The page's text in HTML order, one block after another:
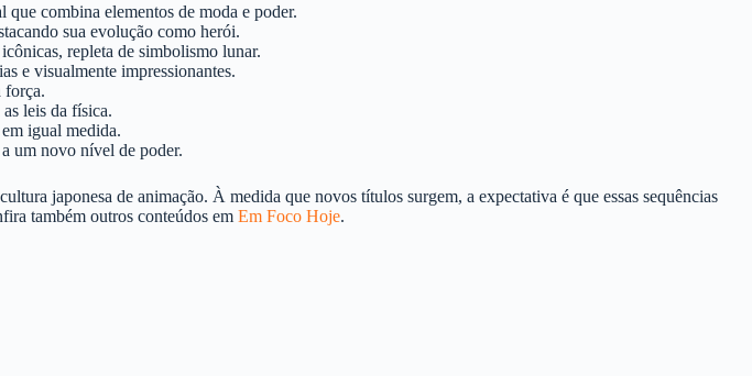
combina elementos de moda e poder.
sua evolução como herói.
repleta de simbolismo lunar.
e visualmente impressionantes.
força.
leis da física.
igual medida.
um novo nível de poder.
japonesa de animação. À medida que novos títulos surgem, a expectativa é que essas sequências
também outros conteúdos em Em Foco Hoje.